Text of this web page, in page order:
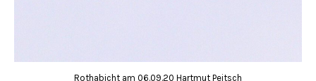
Rothabicht am 06.09.20 Hartmut Peitsch